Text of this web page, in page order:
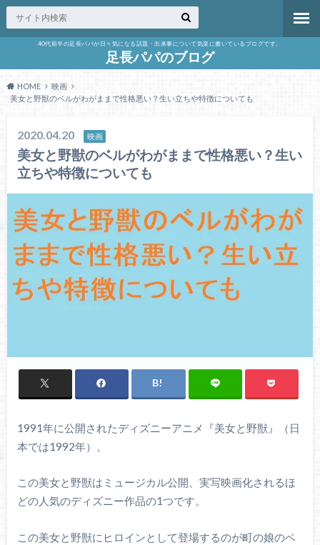
40代前半の足長パパが日々気になる話題・出来事について気楽に書いているブログです。
足長パパのブログ
HOME
映画
美女と野獣のベルがわがままで性格悪い？生い立ちや特徴についても
2020.04.20 映画
美女と野獣のベルがわがままで性格悪い？生い
立ちや特徴についても
1991年に公開されたディズニーアニメ『美女と野獣』（日
本では1992年）。
この美女と野獣はミュージカル公開、実写映画化されるほ
どの人気のディズニー作品の1つです。
この美女と野獣にヒロインとして登場するのが町の娘のベ